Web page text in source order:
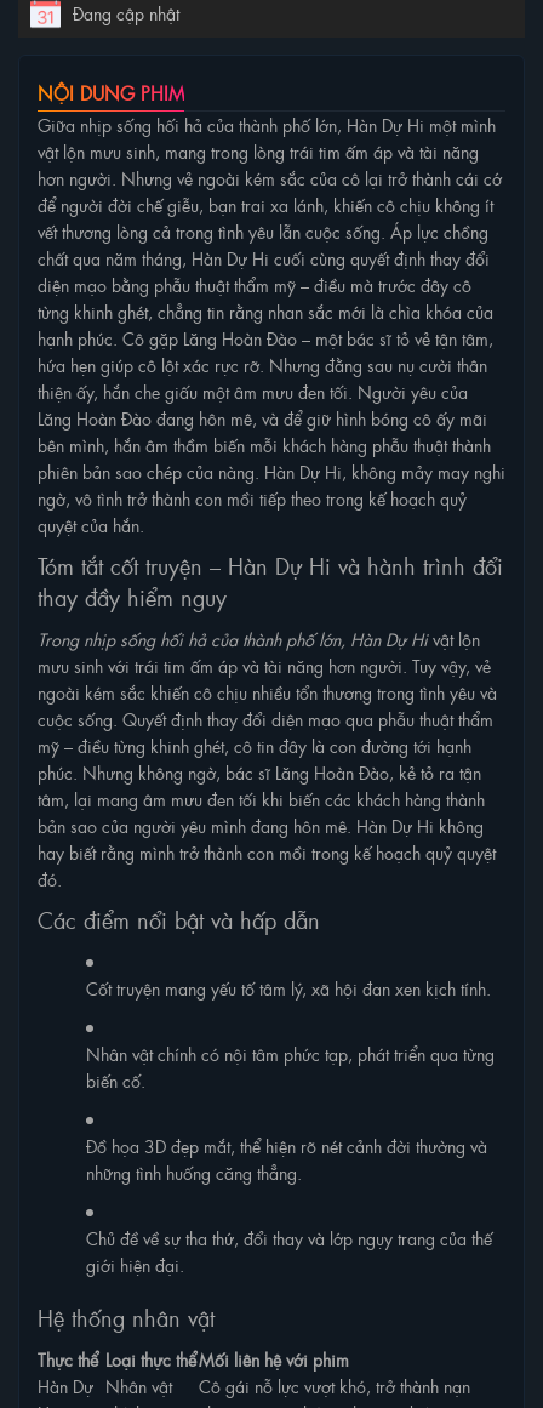
Đang cập nhật
NỘI DUNG PHIM
Giữa nhịp sống hối hả của thành phố lớn, Hàn Dự Hi một mình
vật lộn mưu sinh, mang trong lòng trái tim ấm áp và tài năng
hơn người. Nhưng vẻ ngoài kém sắc của cô lại trở thành cái cớ
để người đời chế giễu, bạn trai xa lánh, khiến cô chịu không ít
vết thương lòng cả trong tình yêu lẫn cuộc sống. Áp lực chồng
chất qua năm tháng, Hàn Dự Hi cuối cùng quyết định thay đổi
diện mạo bằng phẫu thuật thẩm mỹ – điều mà trước đây cô
từng khinh ghét, chẳng tin rằng nhan sắc mới là chìa khóa của
hạnh phúc. Cô gặp Lăng Hoàn Đào – một bác sĩ tỏ vẻ tận tâm,
hứa hẹn giúp cô lột xác rực rỡ. Nhưng đằng sau nụ cười thân
thiện ấy, hắn che giấu một âm mưu đen tối. Người yêu của
Lăng Hoàn Đào đang hôn mê, và để giữ hình bóng cô ấy mãi
bên mình, hắn âm thầm biến mỗi khách hàng phẫu thuật thành
phiên bản sao chép của nàng. Hàn Dự Hi, không mảy may nghi
ngờ, vô tình trở thành con mồi tiếp theo trong kế hoạch quỷ
quyệt của hắn.
Tóm tắt cốt truyện – Hàn Dự Hi và hành trình đổi
thay đầy hiểm nguy
Trong nhịp sống hối hả của thành phố lớn, Hàn Dự Hivật lộn
mưu sinh với trái tim ấm áp và tài năng hơn người. Tuy vậy, vẻ
ngoài kém sắc khiến cô chịu nhiều tổn thương trong tình yêu và
cuộc sống. Quyết định thay đổi diện mạo qua phẫu thuật thẩm
mỹ – điều từng khinh ghét, cô tin đây là con đường tới hạnh
phúc. Nhưng không ngờ, bác sĩ Lăng Hoàn Đào, kẻ tỏ ra tận
tâm, lại mang âm mưu đen tối khi biến các khách hàng thành
bản sao của người yêu mình đang hôn mê. Hàn Dự Hi không
hay biết rằng mình trở thành con mồi trong kế hoạch quỷ quyệt
đó.
Các điểm nổi bật và hấp dẫn
Cốt truyện mang yếu tố tâm lý, xã hội đan xen kịch tính.
Nhân vật chính có nội tâm phức tạp, phát triển qua từng
biến cố.
Đồ họa 3D đẹp mắt, thể hiện rõ nét cảnh đời thường và
những tình huống căng thẳng.
Chủ đề về sự tha thứ, đổi thay và lớp ngụy trang của thế
giới hiện đại.
Hệ thống nhân vật
Thực thể Loại thực thểMối liên hệ với phim
Hàn Dự Nhân vật
Cô gái nỗ lực vượt khó, trở thành nạn